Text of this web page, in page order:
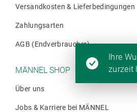
Ihre
zurzeit
Versandkosten & Lieferbedingungen
Zahlungsarten
AGB (Endverbraucher)
MÄNNEL SHOP
Über uns
Jobs & Karriere bei MÄNNEL